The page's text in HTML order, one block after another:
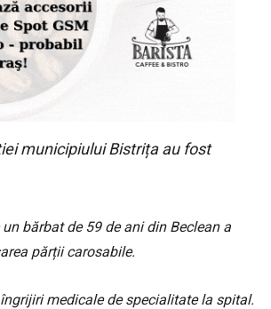
municipiului Bistrița au fost
bărbat de 59 de ani din Beclean a
părții carosabile.
medicale de specialitate la spital.